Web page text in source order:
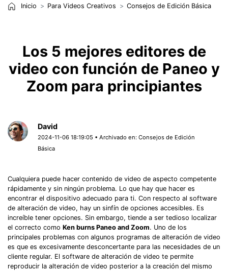
Inicio Para Videos Creativos Consejos de Edición Básica
Los 5 mejores editores de
video con función de Paneo y
Zoom para principiantes
David
2024-11-06 18:19:05 • Archivado en:Consejos de Edición
Básica
Cualquiera puede hacer contenido de video de aspecto competente
rápidamente y sin ningún problema. Lo que hay que hacer es
encontrar el dispositivo adecuado para ti. Con respecto al software
de alteración de video, hay un sinfín de opciones accesibles. Es
increíble tener opciones. Sin embargo, tiende a ser tedioso localizar
el correcto como Ken burns Paneo and Zoom. Uno de los
principales problemas con algunos programas de alteración de video
es que es excesivamente desconcertante para las necesidades de un
cliente regular. El software de alteración de video te permite
reproducir la alteración de video posterior a la creación del mismo